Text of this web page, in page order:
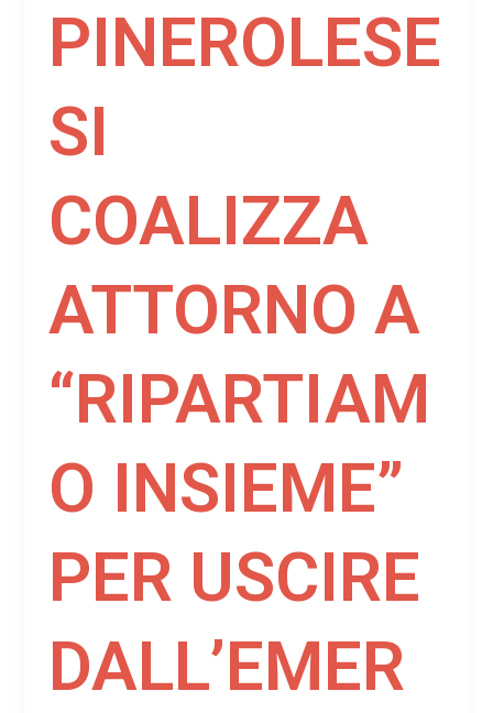
PINEROLESE
SI
COALIZZA
ATTORNO A
“RIPARTIAM
O INSIEME”
PER USCIRE
DALL’EMER